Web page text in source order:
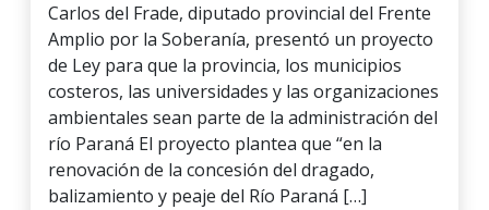
Carlos del Frade, diputado provincial del Frente
Amplio por la Soberanía, presentó un proyecto
de Ley para que la provincia, los municipios
costeros, las universidades y las organizaciones
ambientales sean parte de la administración del
río Paraná El proyecto plantea que “en la
renovación de la concesión del dragado,
balizamiento y peaje del Río Paraná […]